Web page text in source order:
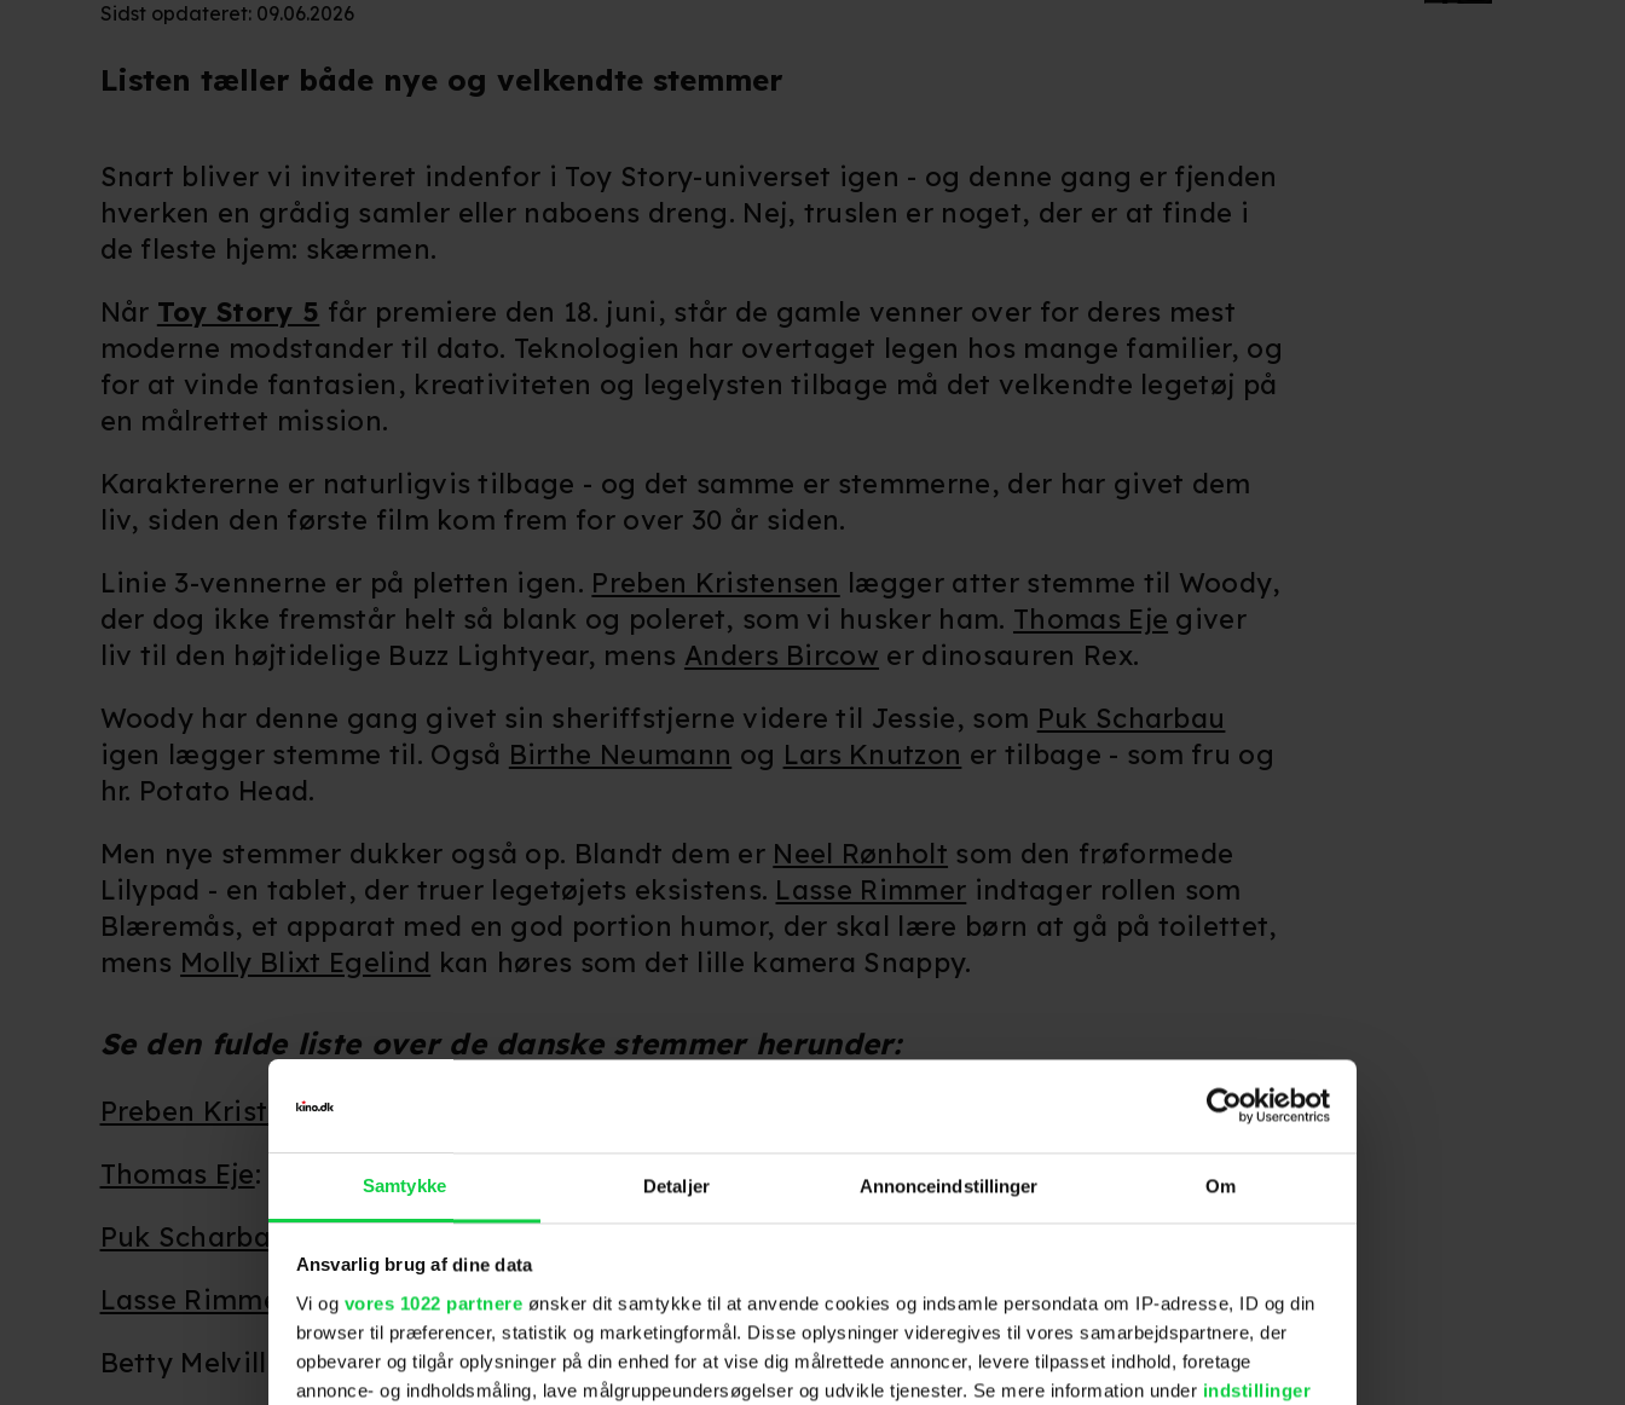
Samtykke Detaljer Annonceindstillinger Om
Ansvarlig brug af dine data
Vi og vores 1022 partnere ønsker dit samtykke til at anvende cookies og indsamle persondata om IP-adresse, ID og din
browser til præferencer, statistik og marketingformål. Disse oplysninger videregives til vores samarbejdspartnere, der
opbevarer og tilgår oplysninger på din enhed for at vise dig målrettede annoncer, levere tilpasset indhold, foretage
annonce- og indholdsmåling, lave målgruppeundersøgelser og udvikle tjenester. Se mere information under indstillinger
Sidst opdateret: 09.06.2026
Listen tæller både nye og velkendte stemmer
Snart bliver vi inviteret indenfor i Toy Story-universet igen - og denne gang er fjenden
hverken en grådig samler eller naboens dreng. Nej, truslen er noget, der er at finde i
de fleste hjem: skærmen.
Når Toy Story 5 får premiere den 18. juni, står de gamle venner over for deres mest
moderne modstander til dato. Teknologien har overtaget legen hos mange familier, og
for at vinde fantasien, kreativiteten og legelysten tilbage må det velkendte legetøj på
en målrettet mission.
Karaktererne er naturligvis tilbage - og det samme er stemmerne, der har givet dem
liv, siden den første film kom frem for over 30 år siden.
Linie 3-vennerne er på pletten igen. Preben Kristensen lægger atter stemme til Woody,
der dog ikke fremstår helt så blank og poleret, som vi husker ham. Thomas Eje giver
liv til den højtidelige Buzz Lightyear, mens Anders Bircow er dinosauren Rex.
Woody har denne gang givet sin sheriffstjerne videre til Jessie, som Puk Scharbau
igen lægger stemme til. Også Birthe Neumann og Lars Knutzon er tilbage - som fru og
hr. Potato Head.
Men nye stemmer dukker også op. Blandt dem er Neel Rønholt som den frøformede
Lilypad - en tablet, der truer legetøjets eksistens. Lasse Rimmer indtager rollen som
Blæremås, et apparat med en god portion humor, der skal lære børn at gå på toilettet,
mens Molly Blixt Egelind kan høres som det lille kamera Snappy.
Se den fulde liste over de danske stemmer herunder:
Preben Kristensen
Thomas Eje: Buzz Lightyear
Puk Scharbau
Lasse Rimmer
: Blæremås
Betty Melville: Bolette